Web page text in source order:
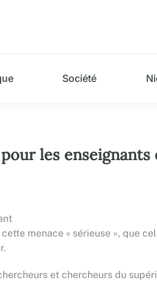
Société
les
menace « sérieuse », que
et chercheurs du